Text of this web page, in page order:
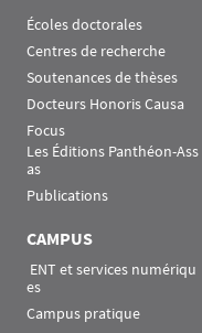
Écoles doctorales
Centres de recherche
Soutenances de thèses
Docteurs Honoris Causa
Focus
Les Éditions Panthéon-Ass
as
Publications
CAMPUS
es
Campus pratique